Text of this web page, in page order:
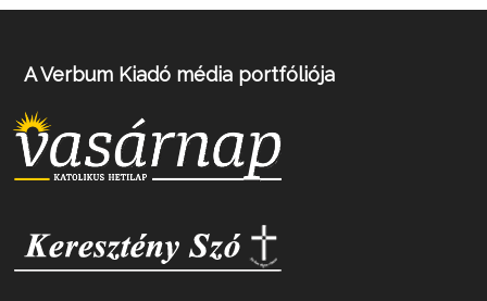
A Verbum Kiadó média portfóliója